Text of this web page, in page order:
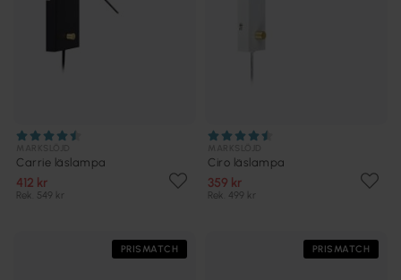
Carrie läslampa
412 kr
Rek. 549 kr
Ciro läslampa
359 kr
Rek. 499 kr
PRISMATCH PRISMATCH